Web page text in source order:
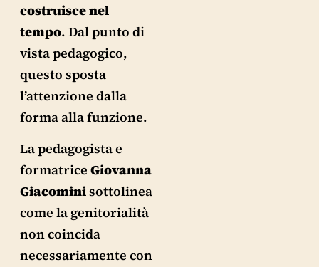
costruisce nel
tempo. Dal punto di
vista pedagogico,
questo sposta
l’attenzione dalla
forma alla funzione.
La pedagogista e
formatrice Giovanna
Giacominisottolinea
come la genitorialità
non coincida
necessariamente con